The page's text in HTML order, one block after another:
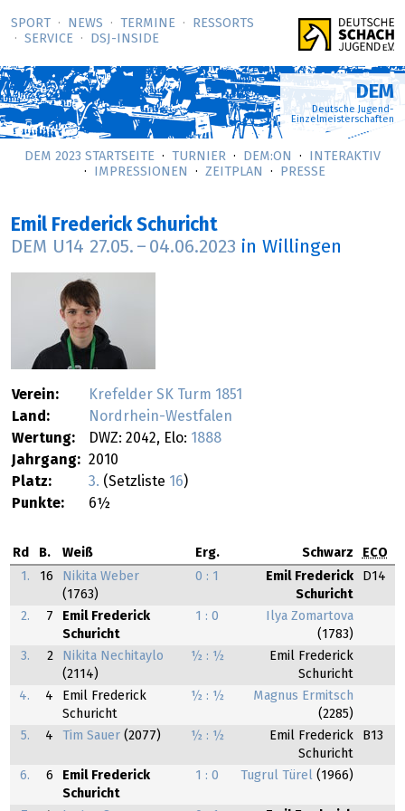
SPORT NEWS TERMINE
RESSORTS
SERVICE
DSJ-­INSIDE
DEM
Deutsche Jugend-
Einzelmeisterschaften
DEM 2023 STARTSEITE TURNIER DEM:ON
INTERAKTIV
IMPRESSIONEN
ZEITPLAN PRESSE
Emil Frederick Schuricht
DEM U14 27.05. – 04.06.2023 in Willingen
Verein:
Krefelder SK Turm 1851
Land:
Nordrhein-Westfalen
Wertung:
DWZ: 2042, Elo: 1888
Jahrgang: 2010
Platz:
3. (Setzliste 16)
Punkte:
6½
Rd B. Weiß Erg. Schwarz
ECO
1.
16
Nikita Weber
(1763)
0 : 1
Emil Frederick
Schuricht
D14
2. 7
Emil Frederick
Schuricht
1 : 0
Ilya Zomartova
(1783)
3.
2
Nikita Nechitaylo
(2114)
½ : ½
Emil Frederick
Schuricht
4.
4
Emil Frederick
Schuricht
½ : ½
Magnus Ermitsch
(2285)
5.
4 Tim Sauer (2077) ½ : ½
Emil Frederick
Schuricht
B13
6. 6
Emil Frederick
Schuricht
1 : 0 Tugrul Türel (1966)